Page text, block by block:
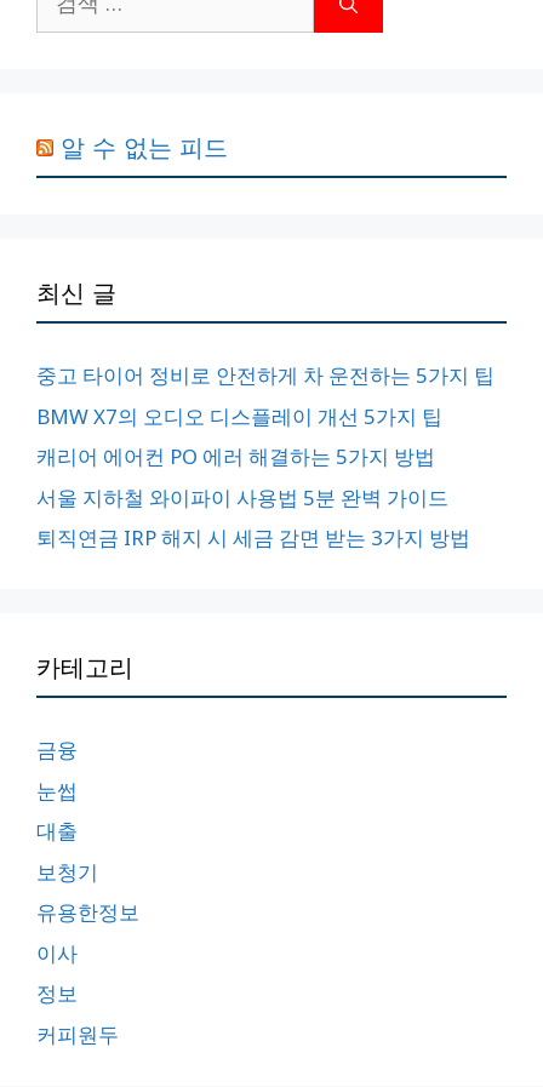
색:
알 수 없는 피드
최신 글
중고 타이어 정비로 안전하게 차 운전하는 5가지 팁
BMW X7의 오디오 디스플레이 개선 5가지 팁
캐리어 에어컨 PO 에러 해결하는 5가지 방법
서울 지하철 와이파이 사용법 5분 완벽 가이드
퇴직연금 IRP 해지 시 세금 감면 받는 3가지 방법
카테고리
금융
눈썹
대출
보청기
유용한정보
이사
정보
커피원두